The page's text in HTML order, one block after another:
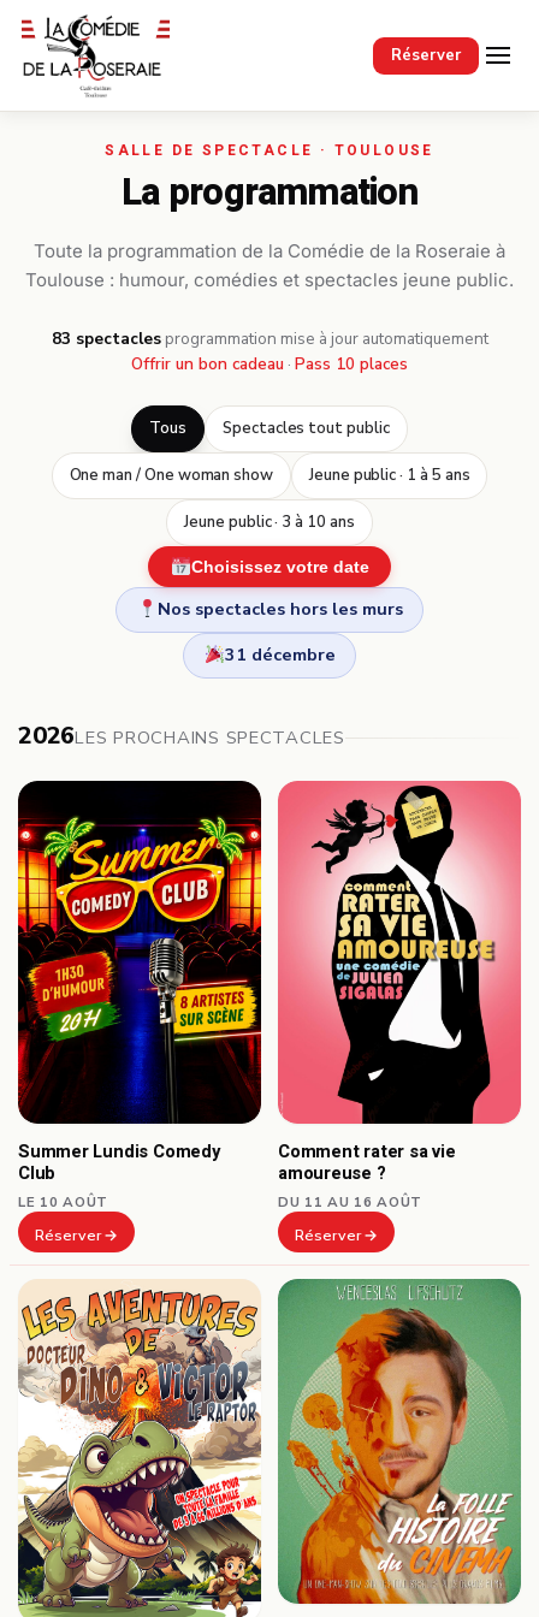
Réserver
Passer au contenu principal
La programmation
Toute la programmation de la Comédie de la Roseraie à
Toulouse : humour, comédies et spectacles jeune public.
83 spectacles· programmation mise à jour automatiquement
Offrir un bon cadeau · Pass 10 places
Tous Spectacles tout public
One man / One woman show Jeune public · 1 à 5 ans
Jeune public · 3 à 10 ans
Choisissez votre date
Nos spectacles hors les murs
31 décembre
2026LES PROCHAINS SPECTACLES
Summer Lundis Comedy
Club
LE 10 AOÛT
Réserver
Comment rater sa vie
amoureuse ?
DU 11 AU 16 AOÛT
Réserver